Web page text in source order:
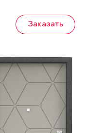
Заказать